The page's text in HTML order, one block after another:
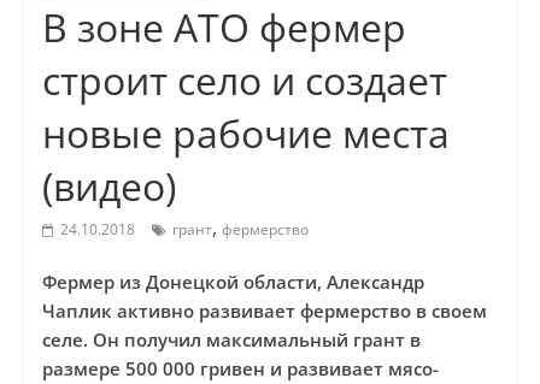
В зоне АТО фермер
строит село и создает
новые рабочие места
(видео)
24.10.2018 грант, фермерство
Фермер из Донецкой области, Александр
Чаплик активно развивает фермерство в своем
селе. Он получил максимальный грант в
размере 500 000 гривен и развивает мясо-